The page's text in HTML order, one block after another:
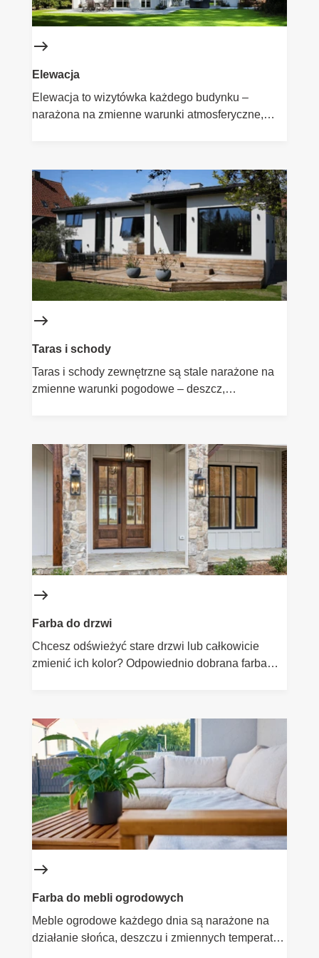
Elewacja
Elewacja to wizytówka każdego budynku –
narażona na zmienne warunki atmosferyczne,
skuteczną ochronę, długotrwały kolor oraz
estetyczne wykończenie. Wybierz rozwiązania,
które sprawdzą się zarówno przy renowacji
starszych elewacji, jak i w przypadku nowych
projektów.
Taras i schody
Taras i schody zewnętrzne są stale narażone na
zmienne warunki pogodowe – deszcz,
produkty do ochrony drewna i betonu – oleje,
farby, lakiery – które nie tylko chronią, ale także
podkreślają naturalne piękno materiałów. Stwórz
trwałą, estetyczną i bezpieczną przestrzeń na
zewnątrz.
Farba do drzwi
Chcesz odświeżyć stare drzwi lub całkowicie
zmienić ich kolor? Odpowiednio dobrana farba
do drzwi drewnianych i metalowych oraz produkty
do przygotowania podłoża, dzięki którym uzyskasz
trwałe i estetyczne wykończenie.
Farba do mebli ogrodowych
Meble ogrodowe każdego dnia są narażone na
działanie słońca, deszczu i zmiennych temperatur.